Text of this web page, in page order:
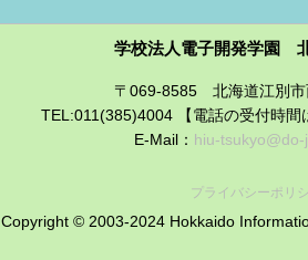
学校法人電子開発学園
〒069-8585 北海道江別市
TEL:011(385)4004 【電話の受付時間
E-Mail： hiu-
プライバシーポリ
Copyright © 2003-2024 Hokkaido